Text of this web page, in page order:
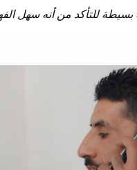
للتأكد من أنه سهل